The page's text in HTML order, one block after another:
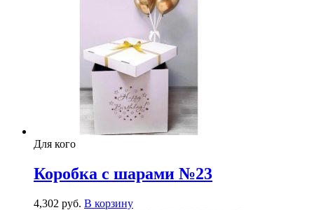
Для кого
Коробка с шарами №23
4,302 руб. В корзину